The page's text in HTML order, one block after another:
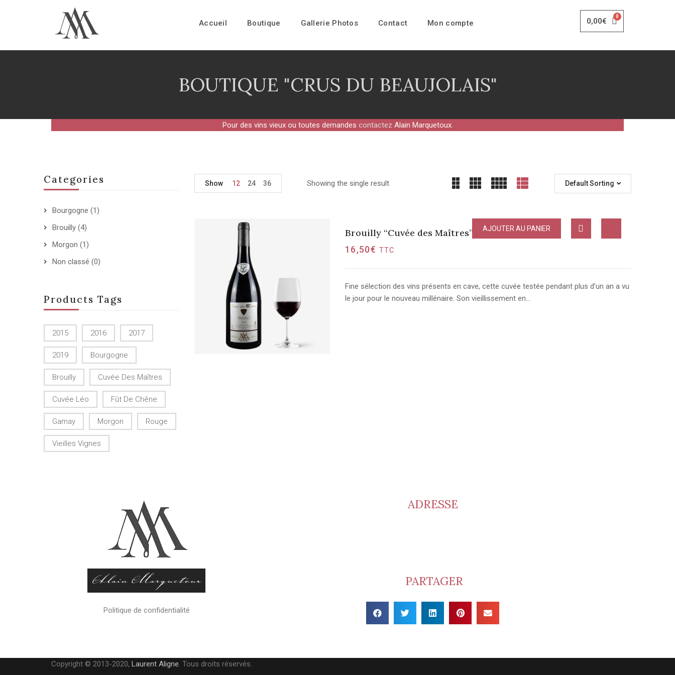
Accueil Boutique Gallerie Photos Contact Mon compte 0,00€
BOUTIQUE "CRUS DU BEAUJOLAIS"
Pour des vins vieux ou toutes demandes contactez Alain Marquetoux.
Categories
Bourgogne (1)
Brouilly (4)
Morgon (1)
Non classé (0)
Products Tags
2015 2016 2017
2019 Bourgogne
Brouilly Cuvée Des Maîtres
Cuvée Léo Fût De Chêne
Gamay Morgon Rouge
Vieilles Vignes
Showing the single result Default Sorting
Show 12 24 36
Brouilly “Cuvée des Maîtres” 2016
16,50€ TTC
AJOUTER AU PANIER
Fine sélection des vins présents en cave, cette cuvée testée pendant plus d’un an a vu
le jour pour le nouveau millénaire. Son vieillissement en…
Politique de confidentialité
ADRESSE
PARTAGER
Copyright © 2013-2020, Laurent Aligne. Tous droits réservés.